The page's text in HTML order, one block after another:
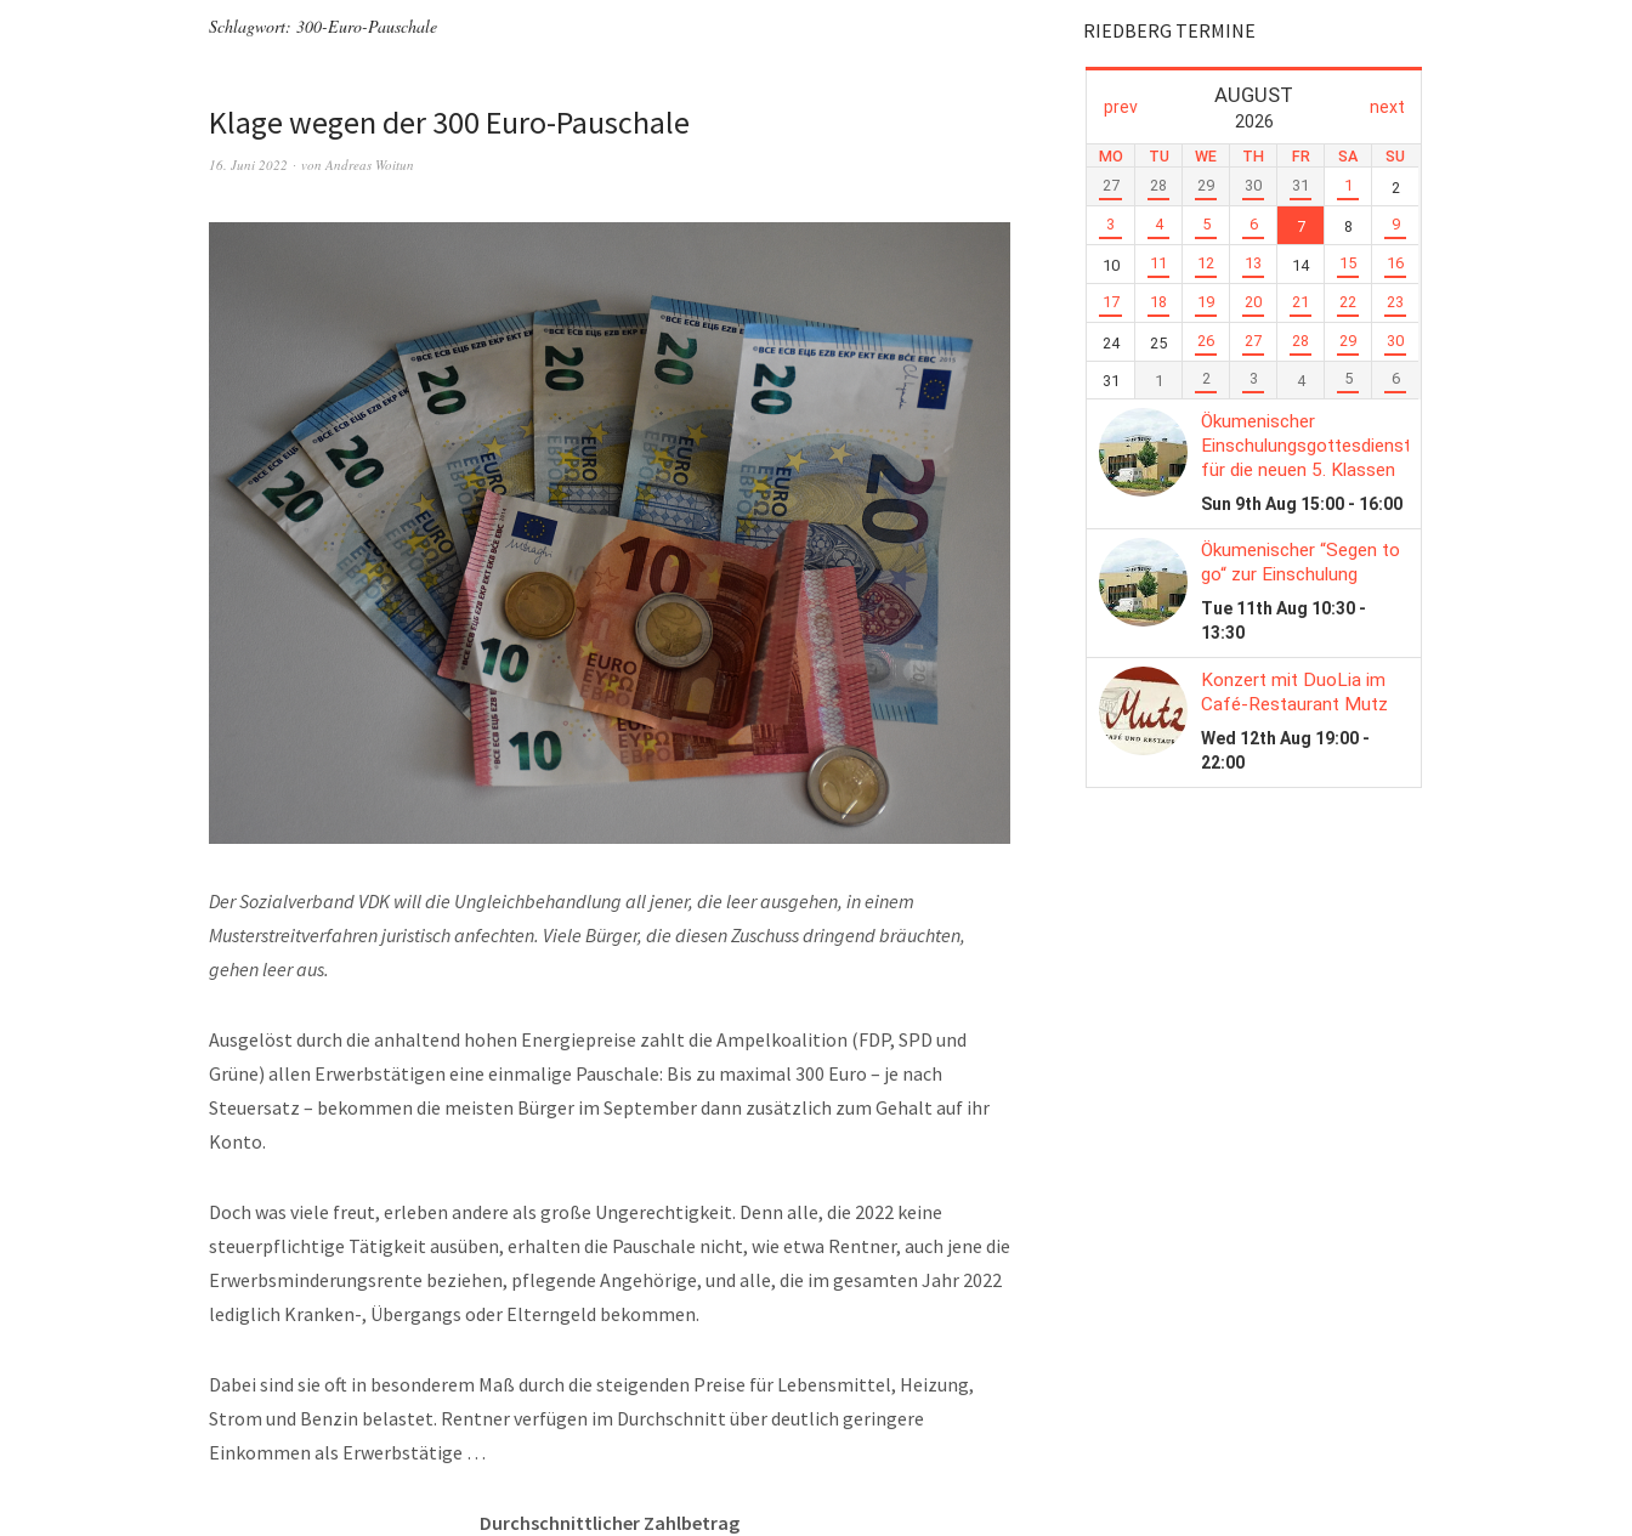
Schlagwort: 300-Euro-Pauschale
Klage wegen der 300 Euro-Pauschale
16. Juni 2022 von Andreas Woitun
Der Sozialverband VDK will die Ungleichbehandlung all jener, die leer ausgehen, in einem
Musterstreitverfahren juristisch anfechten. Viele Bürger, die diesen Zuschuss dringend bräuchten,
gehen leer aus.
Ausgelöst durch die anhaltend hohen Energiepreise zahlt die Ampelkoalition (FDP, SPD und
Grüne) allen Erwerbstätigen eine einmalige Pauschale: Bis zu maximal 300 Euro – je nach
Steuersatz – bekommen die meisten Bürger im September dann zusätzlich zum Gehalt auf ihr
Konto.
Doch was viele freut, erleben andere als große Ungerechtigkeit. Denn alle, die 2022 keine
steuerpflichtige Tätigkeit ausüben, erhalten die Pauschale nicht, wie etwa Rentner, auch jene die
Erwerbsminderungsrente beziehen, pflegende Angehörige, und alle, die im gesamten Jahr 2022
lediglich Kranken-, Übergangs oder Elterngeld bekommen.
Dabei sind sie oft in besonderem Maß durch die steigenden Preise für Lebensmittel, Heizung,
Strom und Benzin belastet. Rentner verfügen im Durchschnitt über deutlich geringere
Einkommen als Erwerbstätige …
Durchschnittlicher Zahlbetrag
RIEDBERG TERMINE